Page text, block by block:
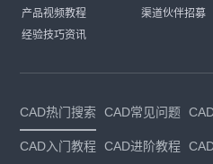
产品视频教程
经验技巧资讯
渠道伙伴招募
CAD热门搜索 CAD常见问题
CAD入门教程 CAD进阶教程